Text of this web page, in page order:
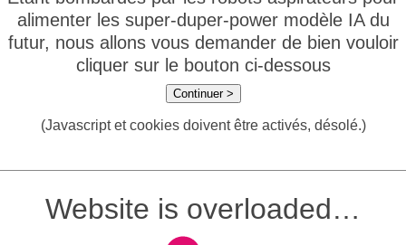
alimenter les super-duper-power modèle IA du
futur, nous allons vous demander de bien vouloir
cliquer sur le bouton ci-dessous
Continuer >
(Javascript et cookies doivent être activés, désolé.)
Website is overloaded…